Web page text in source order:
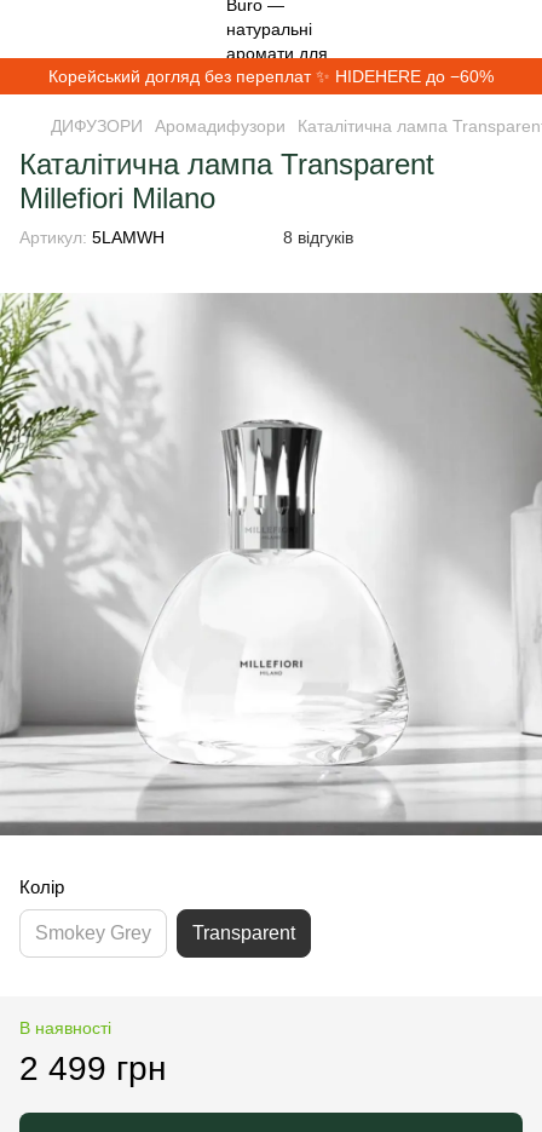
Корейський догляд без переплат ✨ HIDEHERE до −60%
ДИФУЗОРИ Аромадифузори Каталітична лампа
Каталітична лампа Transparent
Millefiori Milano
Артикул: 5LAMWH 8 відгуків
Колір
Smokey Grey Transparent
В наявності
2 499 грн